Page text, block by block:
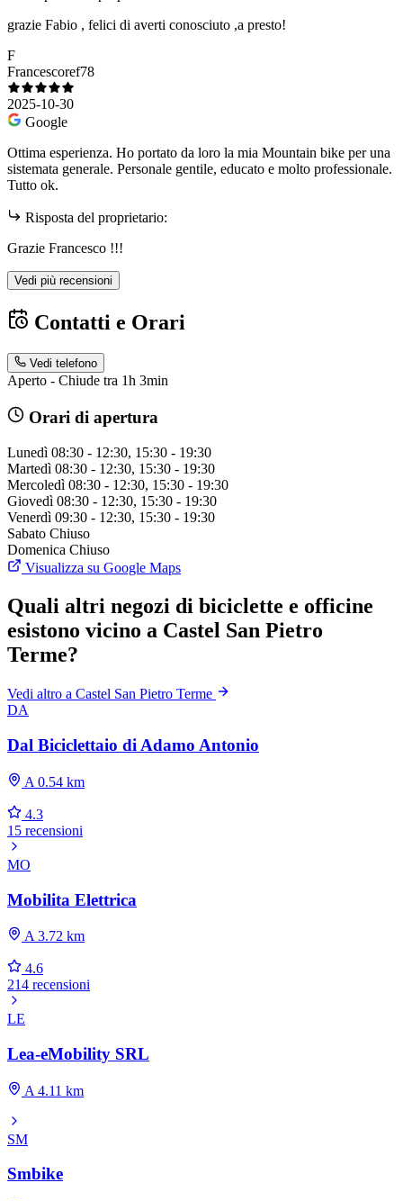
grazie Fabio , felici di averti conosciuto ,a presto!
F
Francescoref78
2025-10-30
Google
Ottima esperienza. Ho portato da loro la mia Mountain bike per una
sistemata generale. Personale gentile, educato e molto professionale.
Tutto ok.
Risposta del proprietario:
Grazie Francesco !!!
Vedi più recensioni
Contatti e Orari
Vedi telefono
Aperto - Chiude tra 1h 3min
Orari di apertura
Lunedì 08:30 - 12:30, 15:30 - 19:30
Martedì 08:30 - 12:30, 15:30 - 19:30
Mercoledì 08:30 - 12:30, 15:30 - 19:30
Giovedì 08:30 - 12:30, 15:30 - 19:30
Venerdì 09:30 - 12:30, 15:30 - 19:30
Sabato Chiuso
Domenica Chiuso
Visualizza su Google Maps
Quali altri negozi di biciclette e officine
esistono vicino a Castel San Pietro
Terme?
Vedi altro a Castel San Pietro Terme
DA
Dal Biciclettaio di Adamo Antonio
A 0.54 km
4.3
15 recensioni
MO
Mobilita Elettrica
A 3.72 km
4.6
214 recensioni
LE
Lea-eMobility SRL
A 4.11 km
SM
Smbike